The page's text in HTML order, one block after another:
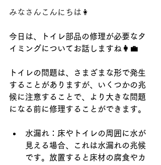
みなさんこんにちは👩
今日は、トイレ部品の修理が必要なタ
イミングについてお話しますね👩‍💼
トイレの問題は、さまざまな形で発生
することがありますが、いくつかの兆
候に注意することで、より大きな問題
になる前に修理することができます。
水漏れ：床やトイレの周囲に水が
見える場合、これは水漏れの兆候
です。放置すると床材の腐食やカ